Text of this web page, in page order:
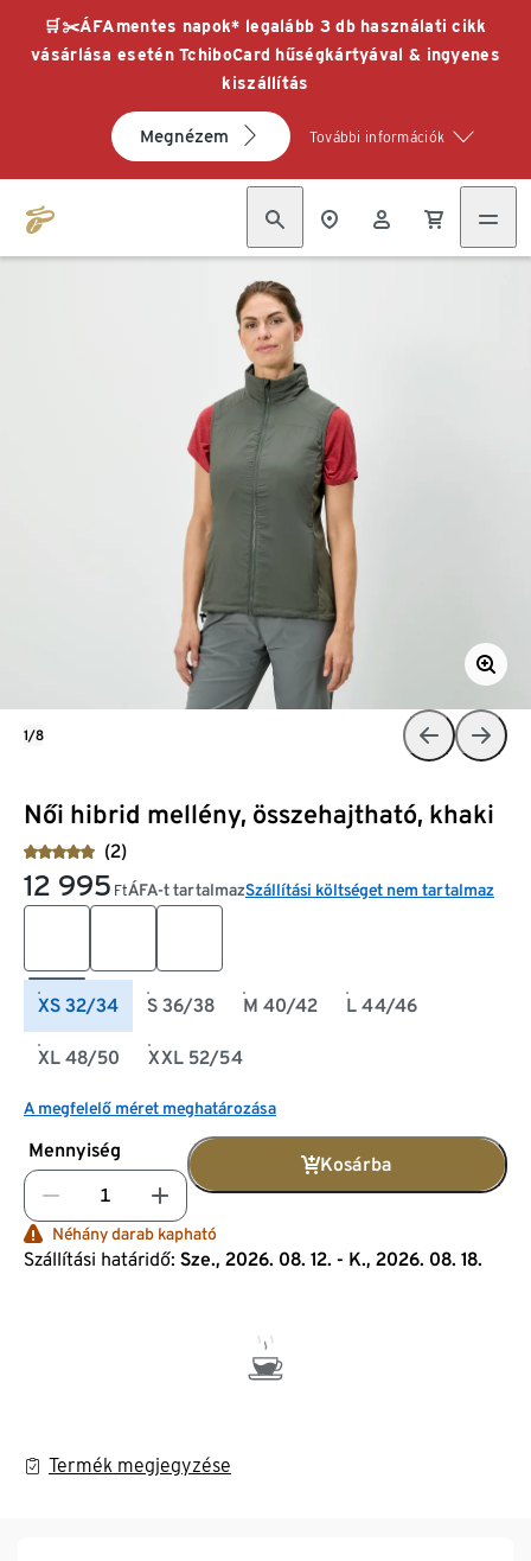
🛒✂️ÁFAmentes napok* legalább 3 db használati cikk
vásárlása esetén TchiboCard hűségkártyával & ingyenes
kiszállítás
Megnézem További információk
Női hibrid mellény, összehajtható, khaki
(2)
12 995 FtÁFA-t tartalmazSzállítási költséget nem tartalmaz
XS 32/34 S 36/38 M 40/42 L 44/46
XL 48/50 XXL 52/54
A megfelelő méret meghatározása
Mennyiség
Kosárba
Néhány darab kapható
Szállítási határidő: Sze., 2026. 08. 12. - K., 2026. 08. 18.
Termék megjegyzése
1/8